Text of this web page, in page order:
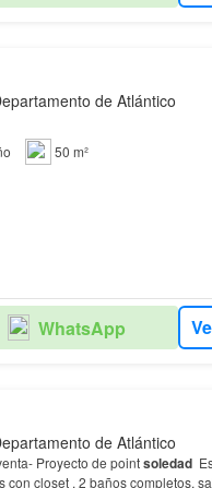
de Atlántico
50 m²
WhatsApp
de Atlántico
Proyecto de pointsoledad
con closet , 2 baños completos,